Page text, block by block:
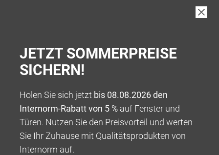
100 % VERANTWORTUNG
Wir bieten Ihnen ein Rundum-sorglos-Paket für die
JETZT SOMMERPREISE
SICHERN!
Holen Sie sich jetzt bis 08.08.2026 den
Internorm-Rabatt von 5 % auf Fenster und
Türen. Nutzen Sie den Preisvorteil und werten
Sie Ihr Zuhause mit Qualitätsprodukten von
Internorm auf.